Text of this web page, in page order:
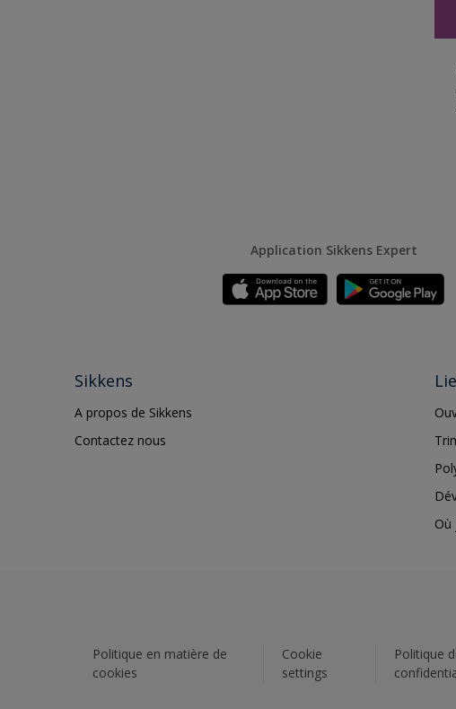
Application Sikkens Expert
Sikkens
A propos de Sikkens
Contactez nous
Où
Politique en matière de
cookies
Cookie
settings
Politique